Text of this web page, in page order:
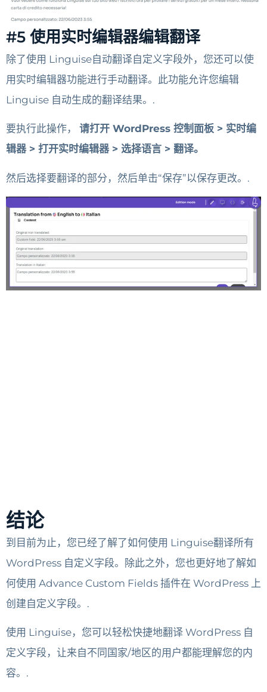
#5 使用实时编辑器编辑翻译
除了使用 Linguise自动翻译自定义字段外，您还可以使
用实时编辑器功能进行手动翻译。此功能允许您编辑
Linguise 自动生成的翻译结果。.
要执行此操作， 请打开 WordPress 控制面板 > 实时编
辑器 > 打开实时编辑器 > 选择语言 > 翻译。
然后选择要翻译的部分，然后单击“保存”以保存更改。.
结论
到目前为止，您已经了解了如何使用 Linguise翻译所有
WordPress 自定义字段。除此之外，您也更好地了解如
何使用 Advance Custom Fields 插件在 WordPress 上
创建自定义字段。.
使用 Linguise，您可以轻松快捷地翻译 WordPress 自
定义字段，让来自不同国家/地区的用户都能理解您的内
容。.